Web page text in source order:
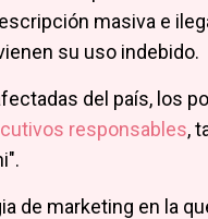
masiva e
su uso indebido.
del país, los
responsables,
de marketing en la